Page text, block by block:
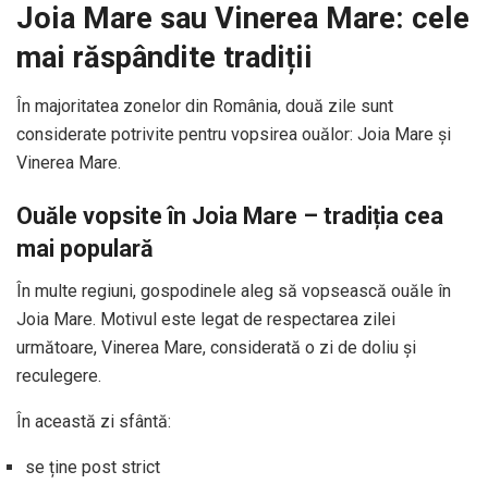
Joia Mare sau Vinerea Mare: cele
mai răspândite tradiții
În majoritatea zonelor din România, două zile sunt
considerate potrivite pentru vopsirea ouălor: Joia Mare și
Vinerea Mare.
Ouăle vopsite în Joia Mare – tradiția cea
mai populară
În multe regiuni, gospodinele aleg să vopsească ouăle în
Joia Mare. Motivul este legat de respectarea zilei
următoare, Vinerea Mare, considerată o zi de doliu și
reculegere.
În această zi sfântă:
se ține post strict